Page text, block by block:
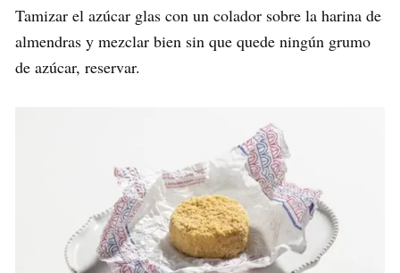
Tamizar el azúcar glas con un colador sobre la harina de
almendras y mezclar bien sin que quede ningún grumo
de azúcar, reservar.